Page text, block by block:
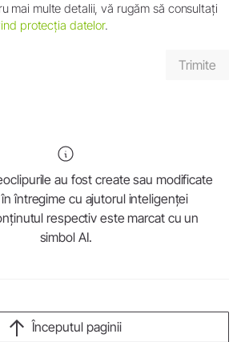
mai multe detalii, vă rugăm să consultați
protecția datelor.
au fost create sau modificate
întregime cu ajutorul inteligenței
respectiv este marcat cu un
simbol AI.
Începutul paginii